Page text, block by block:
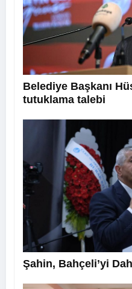
Belediye Başkanı
tutuklama talebi
Şahin, Bahçeli’yi